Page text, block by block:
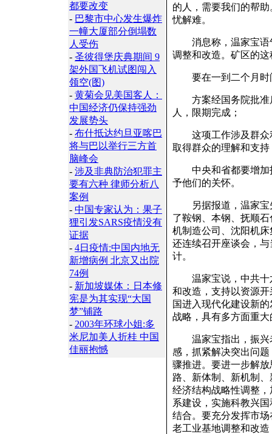
都要改变
- 巴黎市中心发生爆炸
一幢大厦部分倒塌数
人受伤
- 圣彼得堡庆典期间 9
架外国飞机试图闯入
领空(图)
- 黄菊会见美国客人：
中国经济仍保持强劲
发展势头
- 布什抵达约旦亚喀巴
将与巴以举行三方首
脑峰会
- 涉及非典防治犯罪主
要有六种 律师分析八
案例
- 中国专家认为：果子
狸引发SARS疫情没有
证据
- 4日疫情:中国内地无
新增病例 北京又出院
74例
- 新加坡媒体：日本修
宪是为其实现“大国
梦”铺路
- 2003年环球小姐:多
米尼加美人折桂 中国
佳丽抱憾
的人，需要我们的帮
忧解难。
消息称，温家宝语
调整和改造。矿区的
要在一到二个月时
方案经国务院批准
人，限期完成；
这项工作涉及群众
取得群众的理解和支持
中央和省都要增加
予他们的关怀。
另据报道，温家宝
了鞍钢、本钢、抚顺
机制造公司、沈阳机
还连续召开座谈会，
计。
温家宝说，中共十
和改造，支持以资源
国进入现代化建设新
战略，具有多方面重
温家宝指出，振兴
感，抓紧解决突出问
骤推进。要进一步解
路、新体制、新机制
经济结构战略性调整
系建设，实施科教兴
结合。要充分发挥市
老工业基地调整和改